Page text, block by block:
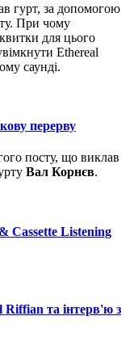
гурт, за допомогою
При чому
для цього
Ethereal
саунді.
перерву
посту, що виклав
Вал Корнєв.
Cassette Listening
та інтерв'ю з